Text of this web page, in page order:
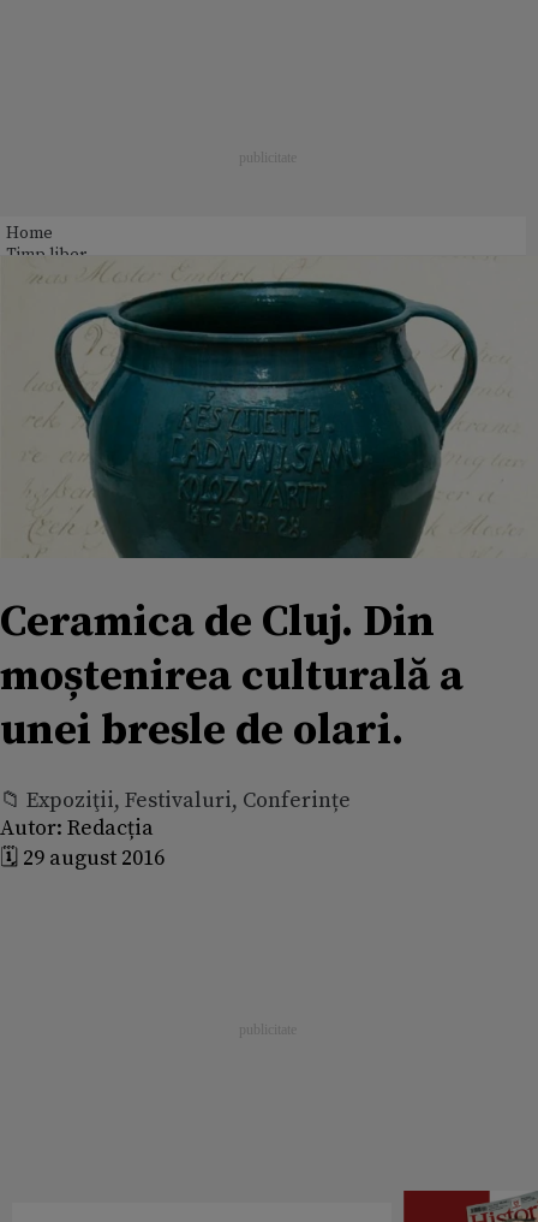
Home
Timp liber
Ceramica de Cluj. Din
moștenirea culturală a
unei bresle de olari.
📁 Expoziţii, Festivaluri, Conferințe
Autor: Redacția
🗓️ 29 august 2016